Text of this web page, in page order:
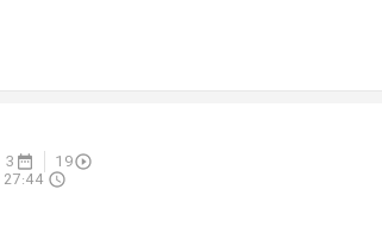
19 3 سال پیش
27:44